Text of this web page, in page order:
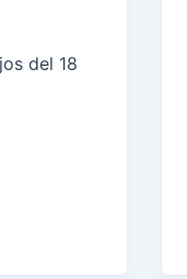
del 18